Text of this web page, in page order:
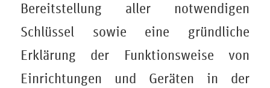
Bereitstellung aller notwendigen
Schlüssel sowie eine gründliche
Erklärung der Funktionsweise von
Einrichtungen und Geräten in der